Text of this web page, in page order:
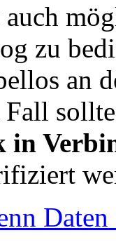
auch
zu
an
Daten